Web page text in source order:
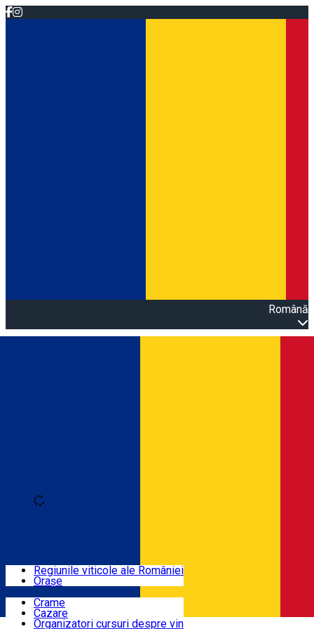
Română
Locuri cu vin
Rute
Regiunile viticole ale României
Orașe
Crame
Cazare
Organizatori cursuri despre vin